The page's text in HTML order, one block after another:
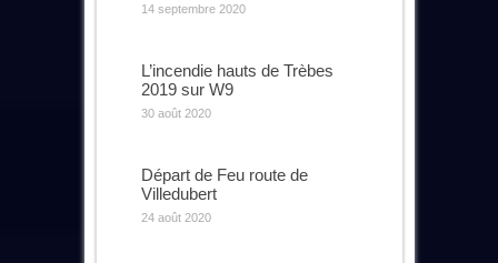
14 septembre 2020
L’incendie hauts de Trèbes
2019 sur W9
30 août 2020
Départ de Feu route de
Villedubert
24 août 2020